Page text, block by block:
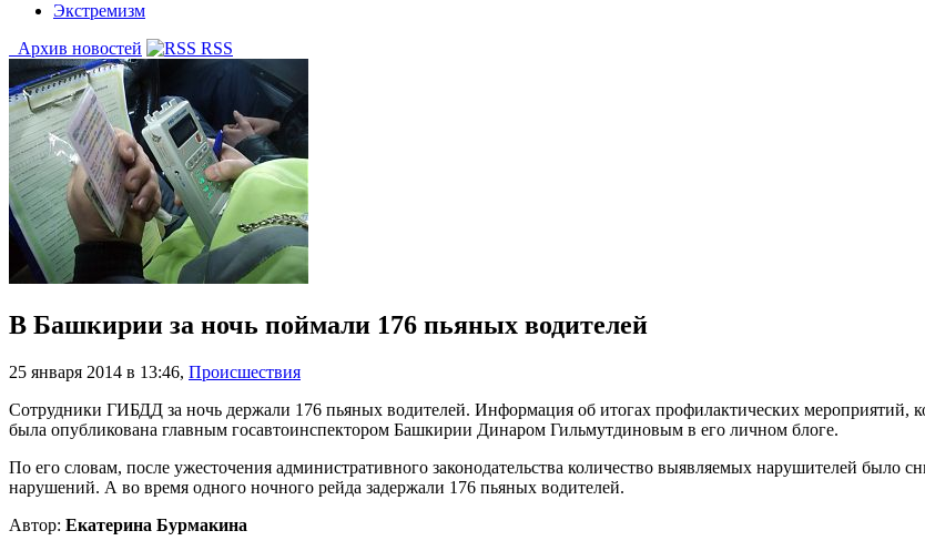
Экстремизм
Архив новостей
RSS
В Башкирии за ночь поймали 176 пьяных водителей
25 января 2014 в 13:46, Происшествия
Сотрудники ГИБДД за ночь держали 176 пьяных водителей. Информация об итогах профилактических
была опубликована главным госавтоинспектором Башкирии Динаром Гильмутдиновым в его личном блоге.
По его словам, после ужесточения административного законодательства количество выявляемых нарушителей
нарушений. А во время одного ночного рейда задержали 176 пьяных водителей.
Автор: Екатерина Бурмакина